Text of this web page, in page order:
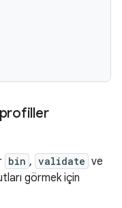
bin , validate ve
görmek için